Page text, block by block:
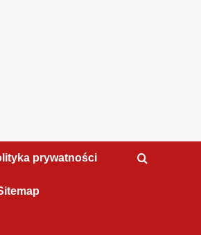
prywatności